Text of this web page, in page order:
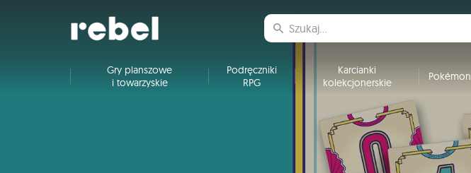
Gry planszowe
i towarzyskie
Podręczniki
RPG
Karcianki
kolekcjonerskie
Pokémon